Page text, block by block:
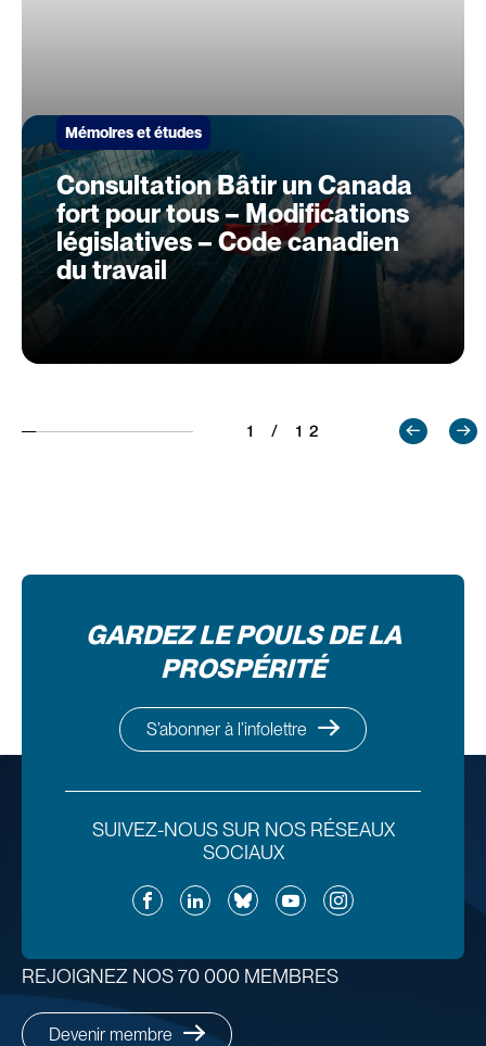
Mémoires et études
Consultation Bâtir un Canada
fort pour tous – Modifications
législatives – Code canadien
du travail
1 / 12
GARDEZ LE POULS DE LA
PROSPÉRITÉ
S’abonner à l’infolettre
SUIVEZ-NOUS SUR NOS RÉSEAUX
SOCIAUX
FacebookLinkedInBlueskyYouTubeInstagram
REJOIGNEZ NOS 70 000 MEMBRES
Devenir membre